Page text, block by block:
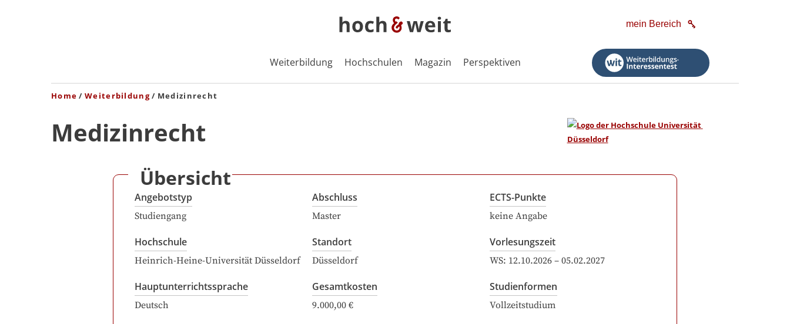
mein Bereich
Weiterbildung Hochschulen Magazin Perspektiven
Home Weiterbildung Medizinrecht
Medizinrecht
Übersicht
Angebotstyp
Studiengang
Abschluss
Master
ECTS-Punkte
keine Angabe
Hochschule
Heinrich-Heine-Universität Düsseldorf
Standort
Düsseldorf
Vorlesungszeit
WS: 12.10.2026 – 05.02.2027
Hauptunterrichtssprache
Deutsch
Gesamtkosten
9.000,00 €
Studienformen
Vollzeitstudium